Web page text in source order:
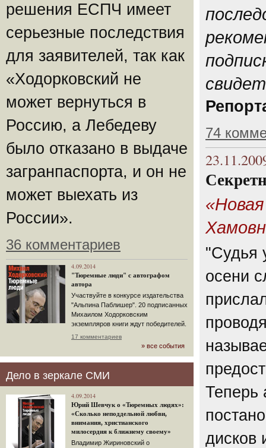
решения ЕСПЧ имеет
серьезные последствия
для заявителей, так как
«Ходорковский не
может вернуться в
Россию, а Лебедеву
было отказано в выдаче
загранпаспорта, и он не
может выехать из
России».
36 комментариев
4.09.2014
"Тюремные люди" с автографом
автора
Участвуйте в конкурсе издательства
"Альпина Паблишер". 20 подписанных
Михаилом Ходорковским
экземпляров книги ждут победителей.
17 комментариев
» все события
Дело в зеркале СМИ
4.09.2014
Юрий Шевчук о «Тюремных людях»:
«Сколько неподдельной любви,
внимания, христианского
милосердия к ближнему своему»
Владимир Жириновский о
74
"Судья
осени
Теперь
дисков